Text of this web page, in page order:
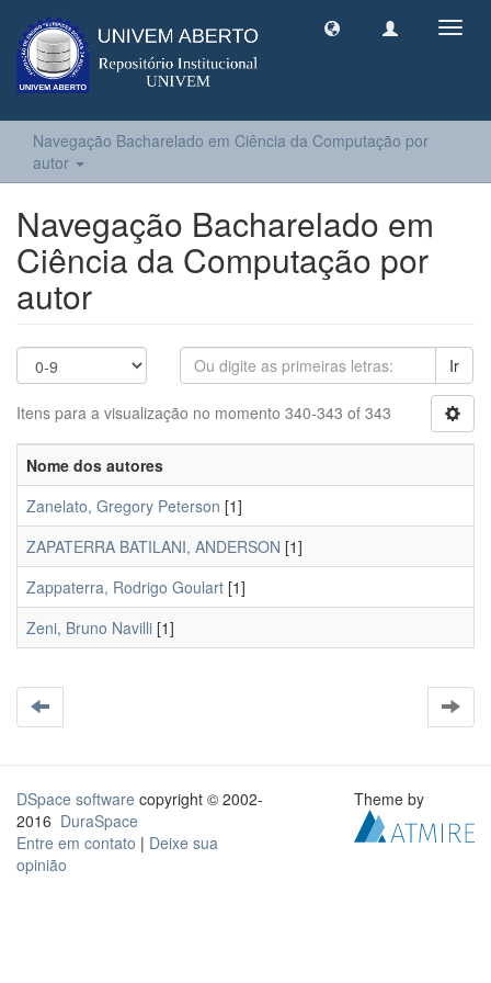
Navegação Bacharelado em Ciência da Computação por
autor
Navegação Bacharelado em
Ciência da Computação por
autor
Ir
Itens para a visualização no momento 340-343 of 343
Nome dos autores
Zanelato, Gregory Peterson [1]
ZAPATERRA BATILANI, ANDERSON [1]
Zappaterra, Rodrigo Goulart [1]
Zeni, Bruno Navilli [1]
DSpace software copyright © 2002-
2016 DuraSpace
Entre em contato | Deixe sua
opinião
Theme by